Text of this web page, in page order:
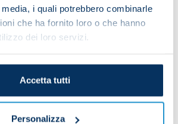
i quali potrebbero combinarle
che ha fornito loro o che hanno
dei loro servizi.
Accetta tutti
Personalizza
not train due to bruising on his
with your friends and support the